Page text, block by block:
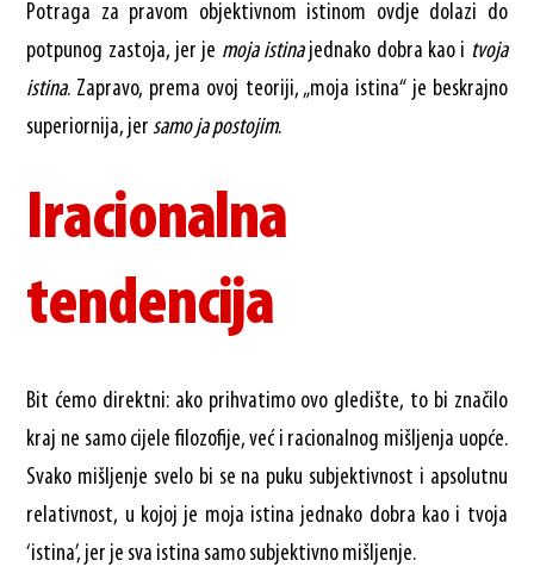
Potraga za pravom objektivnom istinom ovdje dolazi do
potpunog zastoja, jer je moja istinajednako dobra kao i tvoja
istina. Zapravo, prema ovoj teoriji, „moja istina“ je beskrajno
superiornija, jersamo ja postojim.
Iracionalna
tendencija
Bit ćemo direktni: ako prihvatimo ovo gledište, to bi značilo
kraj ne samo cijele filozofije, već i racionalnog mišljenja uopće.
Svako mišljenje svelo bi se na puku subjektivnost i apsolutnu
relativnost, u kojoj je moja istina jednako dobra kao i tvoja
‘istina’, jer je sva istina samo subjektivno mišljenje.